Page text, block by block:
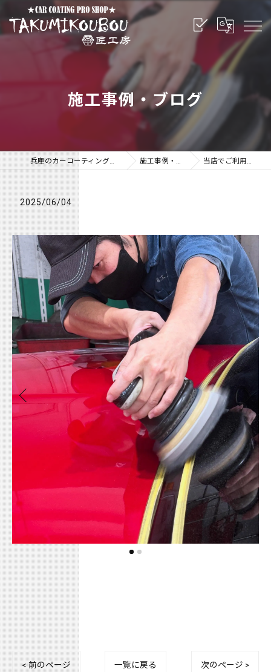
施工事例・ブログ
兵庫のカーコーティングなら匠工房 施工事例・ブログ 当店でご利用いただ…
2025/06/04
< 前のページ 一覧に戻る 次のページ >